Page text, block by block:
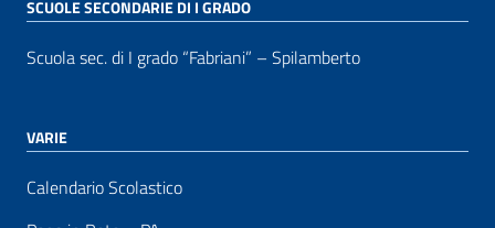
SCUOLE SECONDARIE DI I GRADO
Scuola sec. di I grado “Fabriani” – Spilamberto
VARIE
Calendario Scolastico